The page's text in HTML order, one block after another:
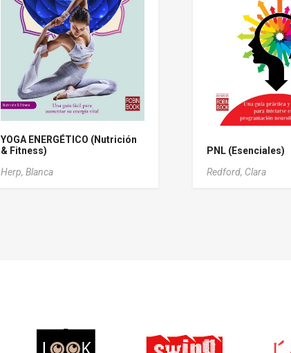
YOGA ENERGÉTICO (Nutrición
& Fitness)
Herp, Blanca
PNL (Esenciales)
Redford, Clara